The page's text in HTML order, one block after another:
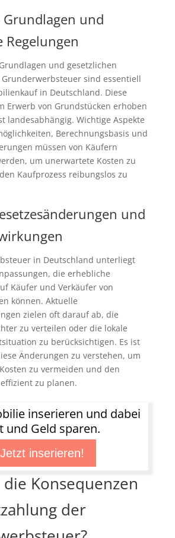
Grundlagen und
Regelungen
und gesetzlichen
Grunderwerbsteuer sind essentiell
in Deutschland. Diese
Erwerb von Grundstücken erhoben
landesabhängig. Wichtige Aspekte
Berechnungsbasis und
müssen von Käufern
um unerwartete Kosten zu
Kaufprozess reibungslos zu
und
in Deutschland unterliegt
die erhebliche
Käufer und Verkäufer von
können. Aktuelle
zielen oft darauf ab, die
zu verteilen oder die lokale
zu berücksichtigen. Es ist
Änderungen zu verstehen, um
zu vermeiden und den
zu planen.
inserieren und dabei
und Geld sparen.
Jetzt inserieren!
die Konsequenzen
der